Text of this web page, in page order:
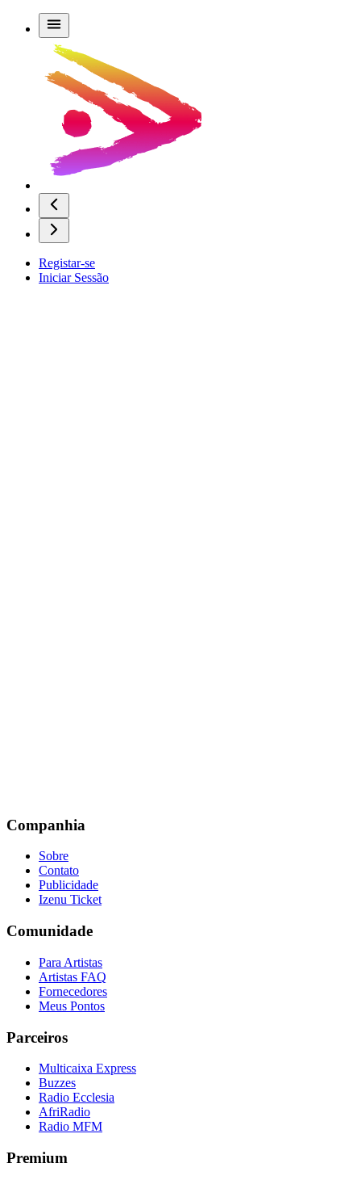
Registar-se
Iniciar Sessão
Companhia
Sobre
Contato
Publicidade
Izenu Ticket
Comunidade
Para Artistas
Artistas FAQ
Fornecedores
Meus Pontos
Parceiros
Multicaixa Express
Buzzes
Radio Ecclesia
AfriRadio
Radio MFM
Premium